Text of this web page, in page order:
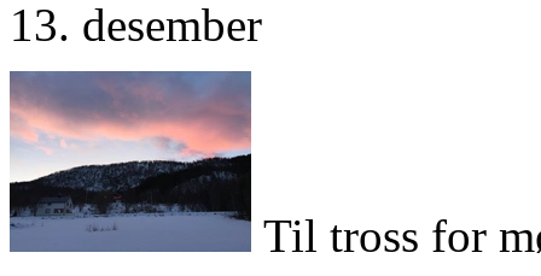
13. desember
Til tross for